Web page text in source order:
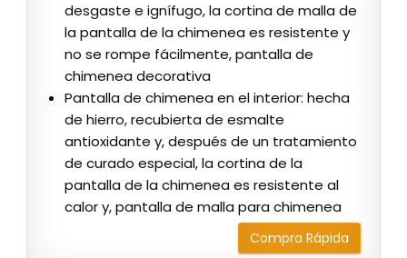
desgaste e ignífugo, la cortina de malla de
la pantalla de la chimenea es resistente y
no se rompe fácilmente, pantalla de
chimenea decorativa
Pantalla de chimenea en el interior: hecha
de hierro, recubierta de esmalte
antioxidante y, después de un tratamiento
de curado especial, la cortina de la
pantalla de la chimenea es resistente al
calor y, pantalla de malla para chimenea
Compra Rápida